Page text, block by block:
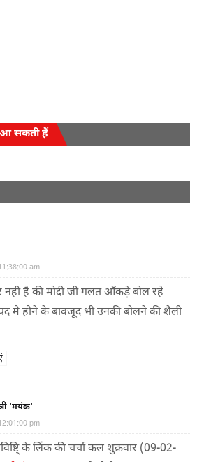
आ सकती हैं
am
नही है की मोदी जी गलत आँकड़े बोल रहे
मे होने के बावजूद भी उनकी बोलने की शैली
'मयंक'
pm
के लिंक की चर्चा कल शुक्रवार (09-02-